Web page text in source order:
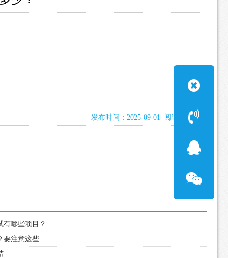
发布时间：2025-09-01 阅读：1675次
有哪些项目？
要注意这些